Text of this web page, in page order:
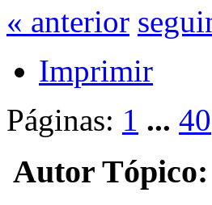
« anterior
Imprimir
Páginas: 1 ... 40
Autor